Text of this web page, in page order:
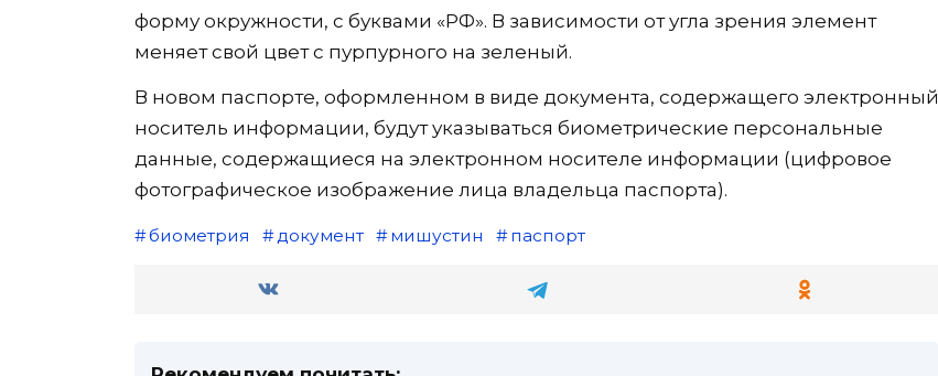
форму окружности, с буквами «РФ». В зависимости от угла зрения элемент
меняет свой цвет с пурпурного на зеленый.
В новом паспорте, оформленном в виде документа, содержащего электронный
носитель информации, будут указываться биометрические персональные
данные, содержащиеся на электронном носителе информации (цифровое
фотографическое изображение лица владельца паспорта).
биометрия документ мишустин паспорт